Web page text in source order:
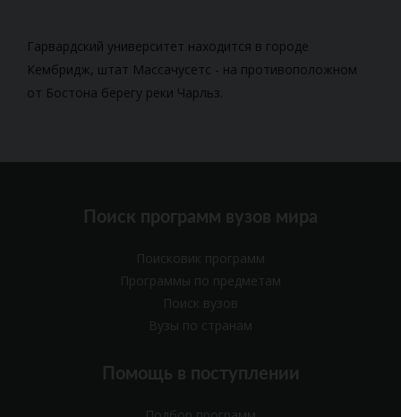
Гарвардский университет находится в городе
Кембридж, штат Массачусетс - на противоположном
от Бостона берегу реки Чарльз.
Поиск программ вузов мира
Поисковик программ
Программы по предметам
Поиск вузов
Вузы по странам
Помощь в поступлении